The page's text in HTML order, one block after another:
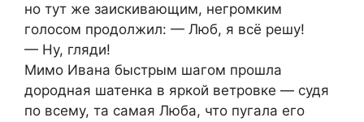
но тут же заискивающим, негромким
голосом продолжил: — Люб, я всё решу!
— Ну, гляди!
Мимо Ивана быстрым шагом прошла
дородная шатенка в яркой ветровке — судя
по всему, та самая Люба, что пугала его